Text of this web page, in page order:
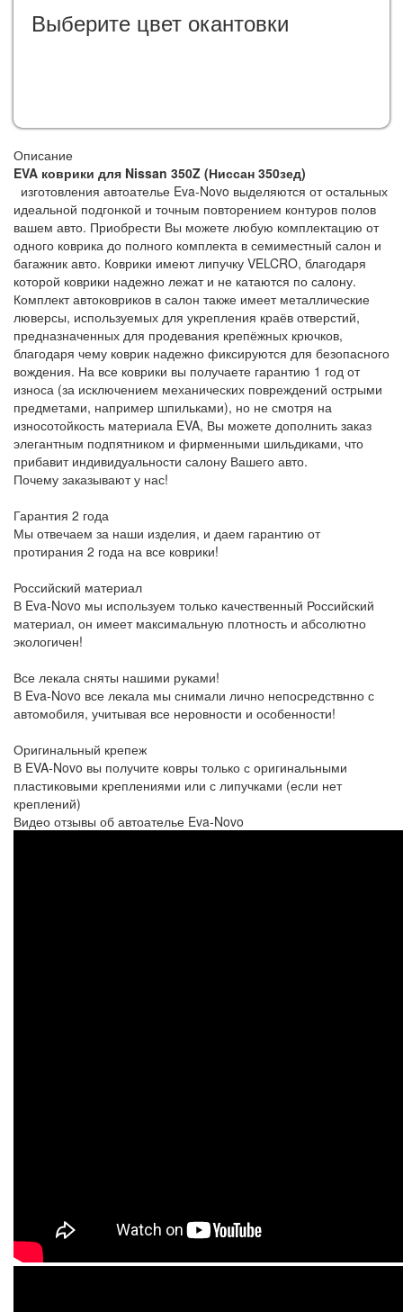
Выберите цвет окантовки
Описание
EVA коврики для Nissan 350Z (Ниссан 350зед)
изготовления автоателье Eva-Novo выделяются от остальных
идеальной подгонкой и точным повторением контуров полов
вашем авто. Приобрести Вы можете любую комплектацию от
одного коврика до полного комплекта в семиместный салон и
багажник авто. Коврики имеют липучку VELCRO, благодаря
которой коврики надежно лежат и не катаются по салону.
Комплект автоковриков в салон также имеет металлические
люверсы, используемых для укрепления краёв отверстий,
предназначенных для продевания крепёжных крючков,
благодаря чему коврик надежно фиксируются для безопасного
вождения. На все коврики вы получаете гарантию 1 год от
износа (за исключением механических повреждений острыми
предметами, например шпильками), но не смотря на
износотойкость материала EVA, Вы можете дополнить заказ
элегантным подпятником и фирменными шильдиками, что
прибавит индивидуальности салону Вашего авто.
Почему заказывают у нас!
Гарантия 2 года
Мы отвечаем за наши изделия, и даем гарантию от
протирания 2 года на все коврики!
Российский материал
В Eva-Novo мы используем только качественный Российский
материал, он имеет максимальную плотность и абсолютно
экологичен!
Все лекала сняты нашими руками!
В Eva-Novo все лекала мы снимали лично непосредствнно с
автомобиля, учитывая все неровности и особенности!
Оригинальный крепеж
В EVA-Novo вы получите ковры только с оригинальными
пластиковыми креплениями или с липучками (если нет
креплений)
Видео отзывы об автоателье Eva-Novo